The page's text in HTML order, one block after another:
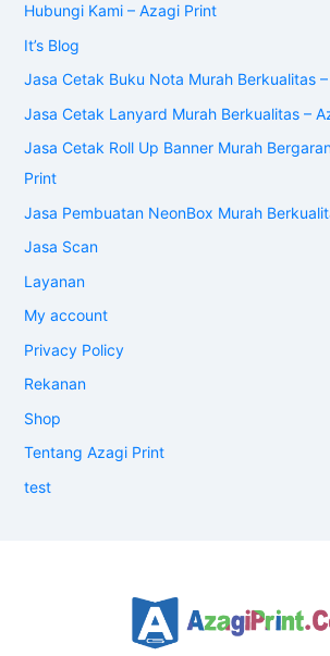
Hubungi Kami – Azagi Print
It’s Blog
Jasa Cetak Buku Nota Murah Berkualitas
Jasa Cetak Lanyard Murah Berkualitas –
Jasa Cetak Roll Up Banner Murah
Print
Jasa Pembuatan NeonBox Murah
Jasa Scan
Layanan
My account
Privacy Policy
Rekanan
Shop
Tentang Azagi Print
test